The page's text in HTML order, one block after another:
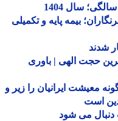
بیمه پایه و تکمیلی
حجت الهی | باوری
معیشت ایرانیان را زیر و
است
می شود